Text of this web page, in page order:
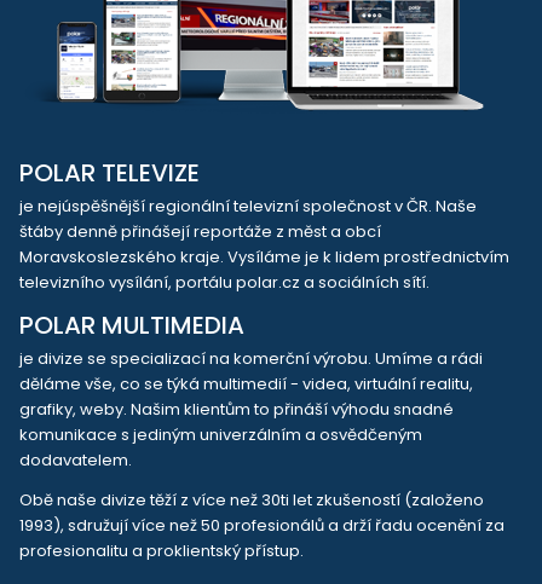
POLAR TELEVIZE
je nejúspěšnější regionální televizní společnost v ČR. Naše
štáby denně přinášejí reportáže z měst a obcí
Moravskoslezského kraje. Vysíláme je k lidem prostřednictvím
televizního vysílání, portálu polar.cz a sociálních sítí.
POLAR MULTIMEDIA
je divize se specializací na komerční výrobu. Umíme a rádi
děláme vše, co se týká multimedií - videa, virtuální realitu,
grafiky, weby. Našim klientům to přináší výhodu snadné
komunikace s jediným univerzálním a osvědčeným
dodavatelem.
Obě naše divize těží z více než 30ti let zkušeností (založeno
1993), sdružují více než 50 profesionálů a drží řadu ocenění za
profesionalitu a proklientský přístup.